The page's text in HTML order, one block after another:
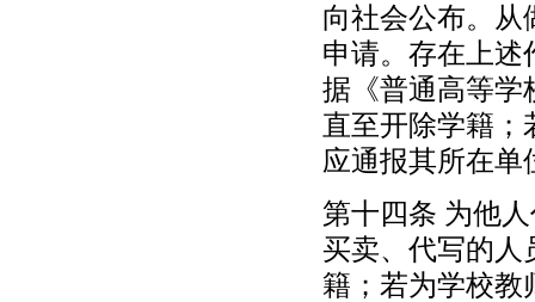
向社会公布。从
申请。存在上述
据《普通高等学
直至开除学籍；
应通报其所在单
第十四条 为他
买卖、代写的人
籍；若为学校教